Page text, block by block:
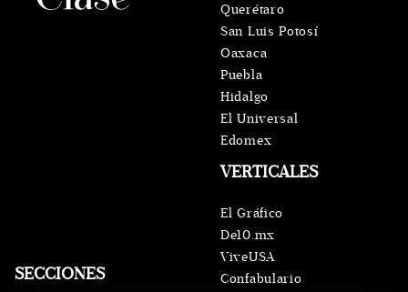
SECCIONES
VERTICALES
El Gráfico
De10.mx
ViveUSA
Confabulario
Querétaro
San Luis Potosí
Oaxaca
Puebla
Hidalgo
El Universal
Edomex